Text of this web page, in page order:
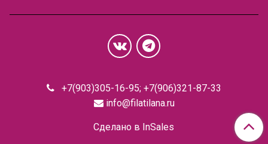
+7(903)305-16-95; +7(906)321-87-33
info@filatilana.ru
Сделано в InSales